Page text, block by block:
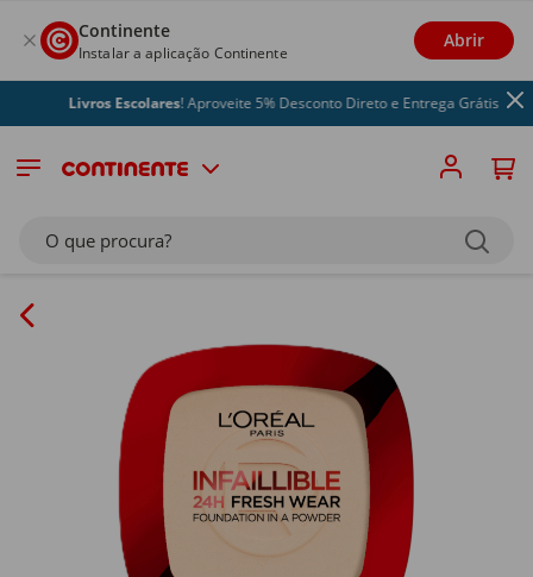
Continente
Instalar a aplicação Continente
Abrir
Livros Escolares! Aproveite 5% Desconto Direto e Entrega Grátis
O que procura?